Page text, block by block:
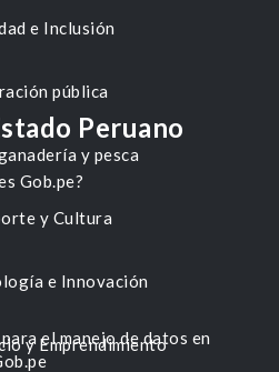
e Inclusión
pública
y pesca
y Cultura
e Innovación
y Emprendimiento
Peruano
Gob.pe?
el manejo de datos en